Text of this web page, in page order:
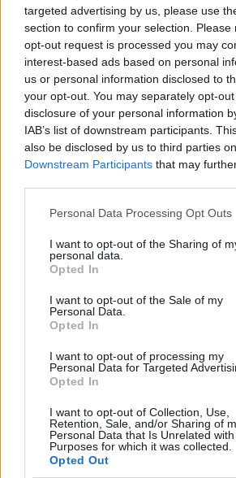
targeted advertising by us, please use
section to confirm your selection.
opt-out request is processed you may
interest-based ads based on personal
us or personal information disclosed to
your opt-out. You may separately opt-
disclosure of your personal information
IAB’s list of downstream participants.
also be disclosed by us to third parties
Downstream Participants that may
Please note that this website/app uses
not limited to your visit or usage
grant or deny consent to Google and its
use your data for below specified
consent section.
Personal Data Processing Opt Outs
I want to opt-out of the Sharing of
personal data.
Opted In
I want to opt-out of the Sale of my
Personal Data.
Opted In
I want to opt-out of processing my
Personal Data for Targeted
Opted In
I want to opt-out of Collection, Use,
Retention, Sale, and/or Sharing of
Personal Data that Is Unrelated
Purposes for which it was collected.
Opted Out
ezt ők is tudják, egy fekete lyuk
videó az ő utolsó pillanataikat
szeretnének szerelmet érezni az
megcsókolják egymást. A csók
emlékeiket, fantáziáikat,
orgazmust élnek át, ami a vizuális
történetnek."
ZSÁGER BALÁZS IS MINTHA CSAK
AZT AZ IDŐSZAKOT, AMELY ALATT
KÉSZÜLT.
minőségben részt venni a
megteheti. A legkisebb támogatási
amit a zenekar személyes
honorál a pénz felajánlójának
Twitterén, illetve a klip
executive produceri megjelölés jár
köszönetnyilvánítások mellé, plusz S
rendező, Kostil Danila által
szabott gif animáció, backstage
Žagar összes koncertjére 2013-
barcelonai forgatáson és a
letöltése. A további ajándék-
részletes leírása